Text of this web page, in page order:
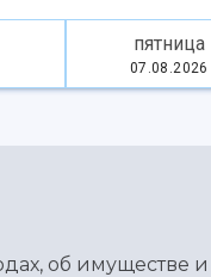
пятница
07.08.2026
об имуществе и